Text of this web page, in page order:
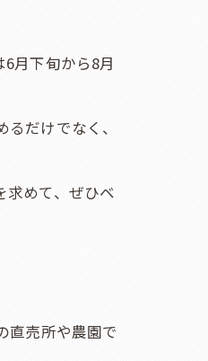
月下旬から8月
だけでなく、
求めて、ぜひベ
直売所や農園で